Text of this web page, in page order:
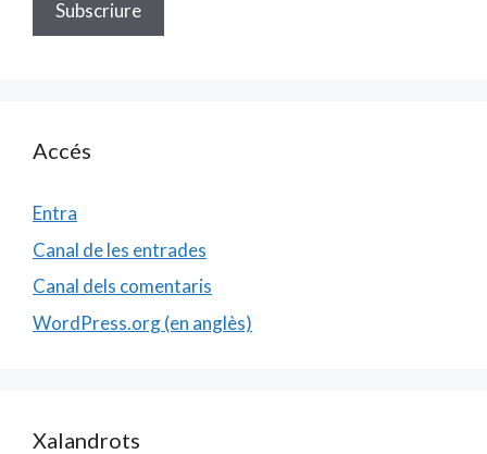
Accés
Entra
Canal de les entrades
Canal dels comentaris
WordPress.org (en anglès)
Xalandrots